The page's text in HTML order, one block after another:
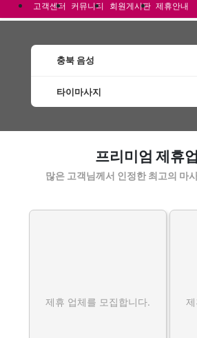
고객센터 커뮤니티 회원게시판 제휴안내
충북 음성
타이마사지
프리미엄 제휴
많은 고객님께서 인정한 최고의 마
제휴 업체를 모집합니다.